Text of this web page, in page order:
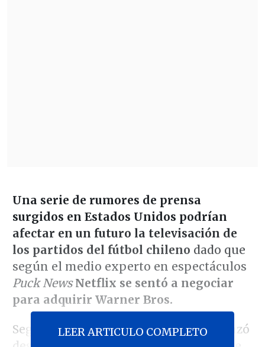
Una serie de rumores de prensa
surgidos en Estados Unidos podrían
afectar en un futuro la televisación de
los partidos del fútbol chileno dado que
según el medio experto en espectáculos
Puck News Netflix se sentó a negociar
para adquirir Warner Bros.
Según la publicación, el interés comenzó
LEER ARTICULO COMPLETO